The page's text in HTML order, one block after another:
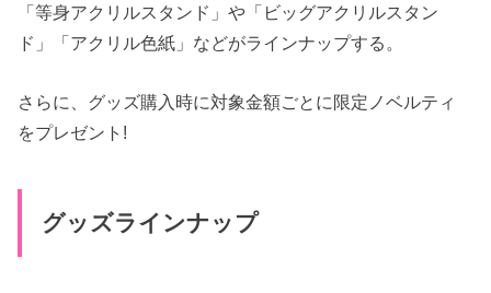
「等身アクリルスタンド」や「ビッグアクリルスタン
ド」「アクリル色紙」などがラインナップする。
さらに、グッズ購入時に対象金額ごとに限定ノベルティ
をプレゼント!
グッズラインナップ